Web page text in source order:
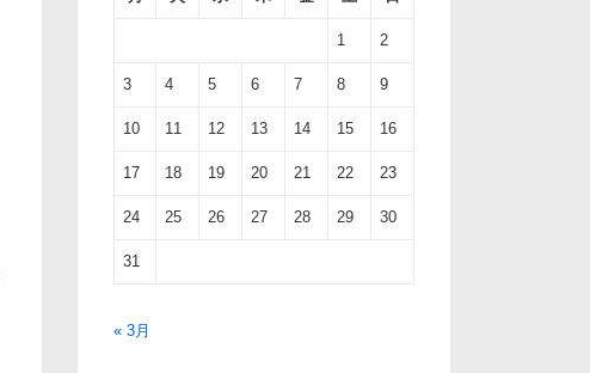
1 2
3 4 5 6 7 8 9
10 11 12 13 14 15 16
17 18 19 20 21 22 23
24 25 26 27 28 29 30
31
« 3月